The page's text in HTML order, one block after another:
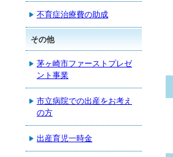
不育症治療費の助成
その他
茅ヶ崎市ファーストプレゼ
ント事業
市立病院での出産をお考え
の方
出産育児一時金